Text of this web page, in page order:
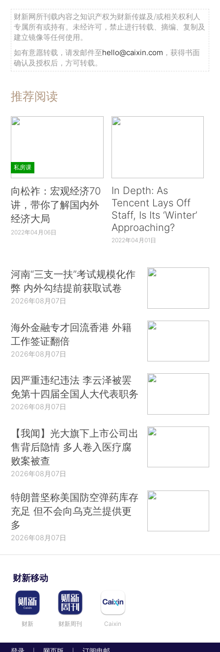
财新网所刊载内容之知识产权为财新传媒及/或相关权利人
专属所有或持有。未经许可，禁止进行转载、摘编、复制及
建立镜像等任何使用。
如有意愿转载，请发邮件至hello@caixin.com ，获得书面
确认及授权后，方可转载。
推荐阅读
私房课
向松祚：宏观经济70
讲，带你了解国内外
经济大局
2022年04月06日
In Depth: As
Tencent Lays Off
Staff, Is Its ‘Winter’
Approaching?
2022年04月01日
河南“三支一扶”考试规模化作
弊 内外勾结提前获取试卷
2026年08月07日
海外金融专才回流香港 外籍
工作签证翻倍
2026年08月07日
因严重违纪违法 李云泽被罢
免第十四届全国人大代表职务
2026年08月07日
【我闻】光大旗下上市公司出
售背后隐情 多人卷入医疗腐
败案被查
2026年08月07日
特朗普坚称美国防空弹药库存
充足 但不会向乌克兰提供更
多
2026年08月07日
财新移动
财新 财新周刊 Caixin